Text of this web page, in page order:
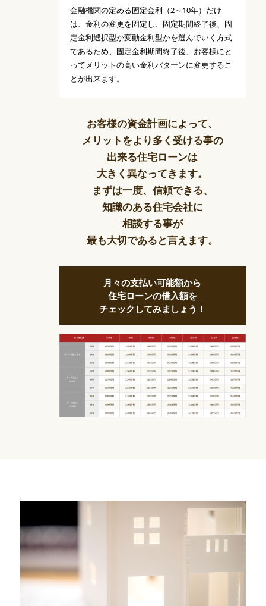
金融機関の定める固定金利（2～10年）だけ
は、金利の変更を固定し、固定期間終了後、固
定金利選択型か変動金利型かを選んでいく方式
であるため、固定金利期間終了後、お客様にと
ってメリットの高い金利パターンに変更するこ
とが出来ます。
お客様の資金計画によって、
メリットをより多く受ける事の
出来る住宅ローンは
大きく異なってきます。
まずは一度、信頼できる、
知識のある住宅会社に
相談する事が
最も大切であると言えます。
月々の支払い可能額から
住宅ローンの借入額を
チェックしてみましょう！